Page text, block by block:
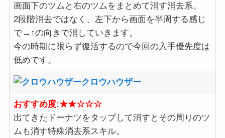
画面下のツムと右のツムをまとめて消す消去系。
2段階消去ではなく、左下から画面を半周する感じ
で→↑の向きで消していきます。
今の時期に限らず復活するので今回の入手優先度は
低めです。
クロウハウザー
おすすめ度:★★☆☆☆
出てきたドーナツをタップして消すとその周りのツ
ムも消す特殊消去系スキル。